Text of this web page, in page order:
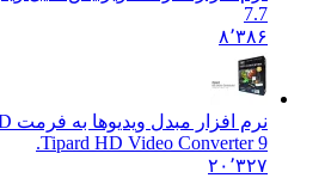
۸٬۳۸۶
نرم افزار مبدل ویدیوها به فرمت HD و بلعکس HD
Tipard HD Video Converter 9.
۲۰٬۳۲۷